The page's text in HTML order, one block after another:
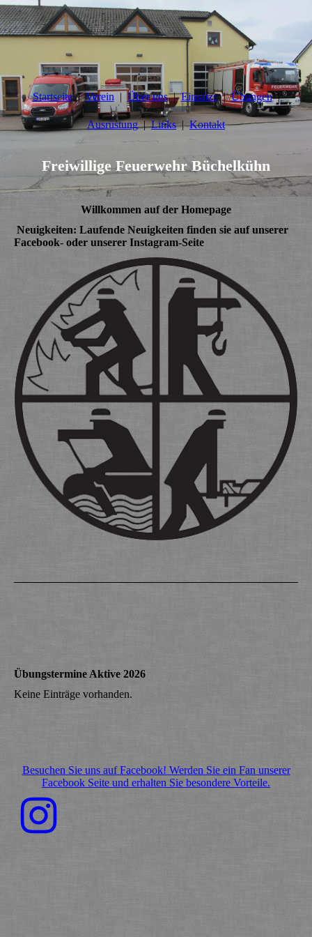
Startseite Verein Über uns Einsätze Übungen
Ausrüstung Links Kontakt
Freiwillige Feuerwehr Büchelkühn
Willkommen auf der Homepage
Neuigkeiten: Laufende Neuigkeiten finden sie auf unserer
Facebook- oder unserer Instagram-Seite
Übungstermine Aktive 2026
Keine Einträge vorhanden.
Besuchen Sie uns auf Facebook! Werden Sie ein Fan unserer
Facebook Seite und erhalten Sie besondere Vorteile.